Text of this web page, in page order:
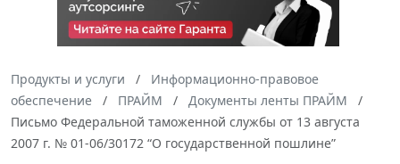
Продукты и услуги
Информационно-правовое
обеспечение
ПРАЙМ
Документы ленты ПРАЙМ
Письмо Федеральной таможенной службы от 13 августа
2007 г. № 01-06/30172 “О государственной пошлине”